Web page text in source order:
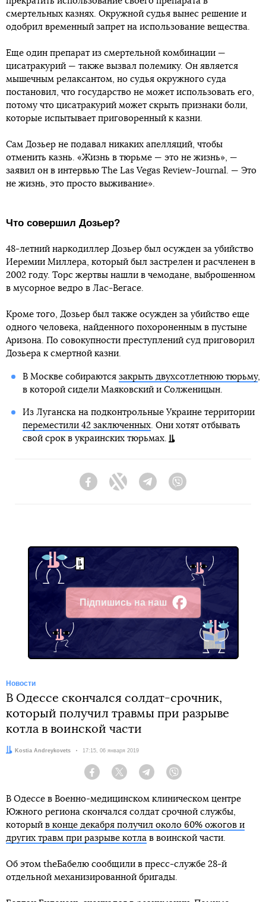
смертельных казнях. Окружной судья вынес решение и
одобрил временный запрет на использование вещества.
Еще один препарат из смертельной комбинации —
цисатракурий — также вызвал полемику. Он является
мышечным релаксантом, но судья окружного суда
постановил, что государство не может использовать его,
потому что цисатракурий может скрыть признаки боли,
которые испытывает приговоренный к казни.
Сам Дозьер не подавал никаких апелляций, чтобы
отменить казнь. «Жизнь в тюрьме — это не жизнь», —
заявил он в интервью The Las Vegas Review-Journal. — Это
не жизнь, это просто выживание».
Что совершил Дозьер?
48-летний наркодиллер Дозьер был осужден за убийство
Иеремии Миллера, который был застрелен и расчленен в
2002 году. Торс жертвы нашли в чемодане, выброшенном
в мусорное ведро в Лас-Вегасе.
Кроме того, Дозьер был также осужден за убийство еще
одного человека, найденного похороненным в пустыне
Аризона. По совокупности преступлений суд приговорил
Дозьера к смертной казни.
В Москве собираются закрыть двухсотлетнюю тюрьму,
в которой сидели Маяковский и Солженицын.
Из Луганска на подконтрольные Украине территории
переместили 42 заключенных. Они хотят отбывать
свой срок в украинских тюрьмах.
FacebookTwitter Telegram
Підпишись на наш
Facebook
Новости
В Одессе скончался солдат-срочник,
который получил травмы при разрыве
котла в воинской части
Автор:Kostia Andreykovets Дата:
17:15, 06 января 2019
Facebook Twitter Telegram
В Одессе в Военно-медицинском клиническом центре
Южного региона скончался солдат срочной службы,
который в конце декабря получил около 60% ожогов и
других травм при разрыве котла в воинской части.
Об этом theБабелю сообщили в пресс-службе 28-й
отдельной механизированной бригады.